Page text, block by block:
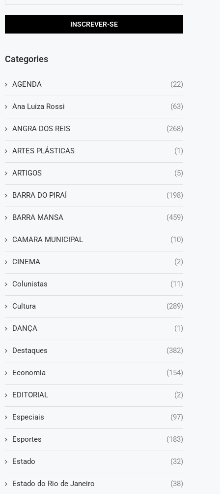
Categories
AGENDA (22)
Ana Luiza Rossi (63)
ANGRA DOS REIS (268)
ARTES PLÁSTICAS (1)
ARTIGOS (5)
BARRA DO PIRAÍ (198)
BARRA MANSA (459)
CAMARA MUNICIPAL (10)
CINEMA (2)
Colunistas (11)
Cultura (289)
DANÇA (1)
Destaques (382)
Economia (154)
EDITORIAL (2)
Especiais (97)
Esportes (183)
Estado (32)
Estado do Rio de Janeiro (38)